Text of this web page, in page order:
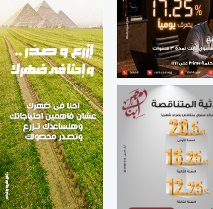
مواهب مصر